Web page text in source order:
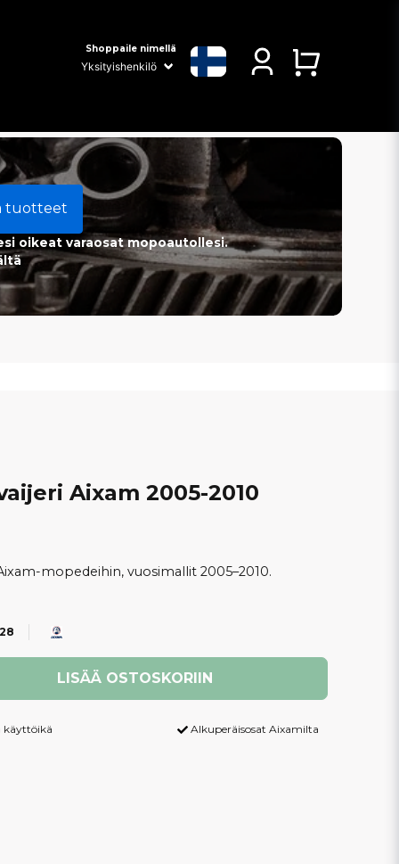
Shoppaile nimellä
tuotteet
oikeat varaosat mopoautollesi.
Aixam 2005-2010
mopedeihin, vuosimallit 2005–2010.
LISÄÄ OSTOSKORIIN
käyttöikä Alkuperäisosat Aixamilta